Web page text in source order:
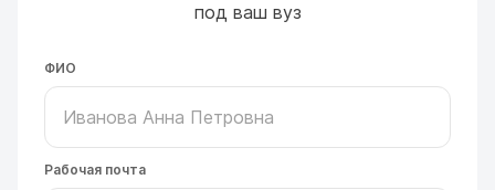
под ваш вуз
ФИО
Рабочая почта